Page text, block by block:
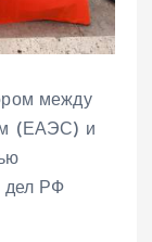
между
(ЕАЭС) и
дел РФ